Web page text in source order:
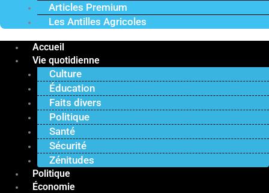
Articles Premium
Les Antilles Agricoles
Accueil
Vie quotidienne
Culture
Éducation
Faits divers
Politique
Santé
Sécurité
Zénitudes
Politique
Économie